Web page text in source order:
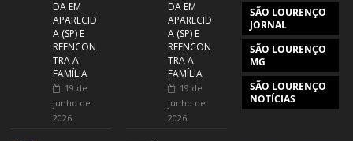
DA EM
APARECID
A (SP) E
REENCON
TRA A
FAMÍLIA
19 de
junho de
2026
DA EM
APARECID
A (SP) E
REENCON
TRA A
FAMÍLIA
19 de
junho de
2026
SÃO LOURENÇO
JORNAL
SÃO LOURENÇO
MG
SÃO LOURENÇO
NOTÍCIAS